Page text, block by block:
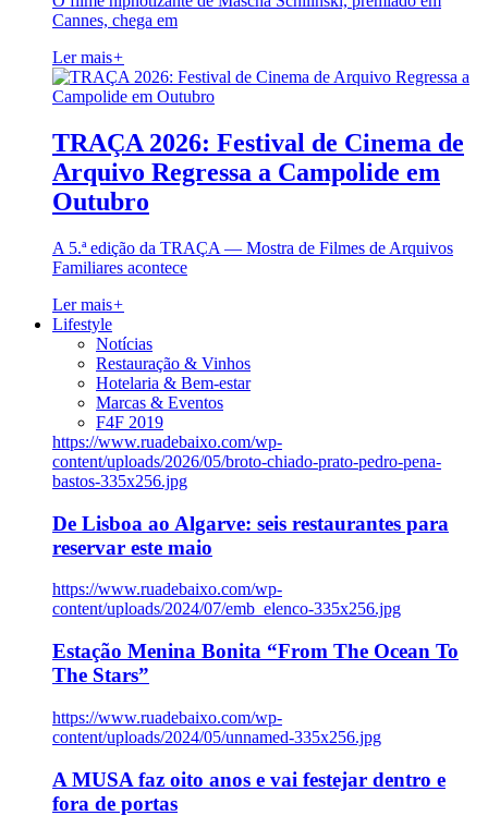
Cannes, chega em
Ler mais+
TRAÇA 2026: Festival de Cinema de
Arquivo Regressa a Campolide em
Outubro
A 5.ª edição da TRAÇA — Mostra de Filmes de Arquivos
Familiares acontece
Ler mais+
Lifestyle
Notícias
Restauração & Vinhos
Hotelaria & Bem-estar
Marcas & Eventos
F4F 2019
https://www.ruadebaixo.com/wp-
content/uploads/2026/05/broto-chiado-prato-pedro-pena-
bastos-335x256.jpg
De Lisboa ao Algarve: seis restaurantes para
reservar este maio
https://www.ruadebaixo.com/wp-
content/uploads/2024/07/emb_elenco-335x256.jpg
Estação Menina Bonita “From The Ocean To
The Stars”
https://www.ruadebaixo.com/wp-
content/uploads/2024/05/unnamed-335x256.jpg
A MUSA faz oito anos e vai festejar dentro e
fora de portas